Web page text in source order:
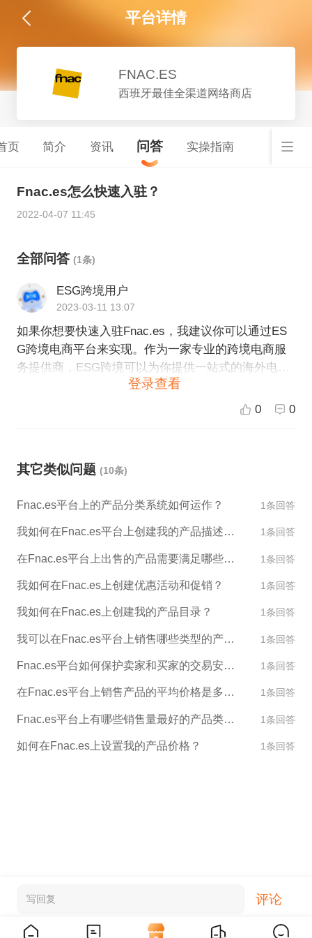
平台详情
FNAC.ES
西班牙最佳全渠道网络商店
页 简介 资讯 问答 实操指南
Fnac.es怎么快速入驻？
2022-04-07 11:45
全部问答 (1条)
ESG跨境用户
2023-03-11 13:07
如果你想要快速入驻Fnac.es，我建议你可以通过ES
G跨境电商平台来实现。作为一家专业的跨境电商服
务提供商，ESG跨境可以为你提供一站式的海外电商
解决方案，帮助你快速进入Fnac.es等全球领先的跨境
流：ESG跨境拥有全球跨境仓储及物流网络，可以为
快速送达。 3.海外营销：ESG跨境拥有海内外多渠道
营销推广服务体系，包括搜索引擎优化、社交媒体营
者所知。 如果你有兴趣申请入驻Fnac.es或者其他的
跨境电商平台，欢迎联系ESG跨境，我们将竭诚为你
服务！
登录查看
0 0
其它类似问题 (10条)
Fnac.es平台上的产品分类系统如何运作？ 1条回答
我如何在Fnac.es平台上创建我的产品描述和图片？ 1条回答
在Fnac.es平台上出售的产品需要满足哪些标准？ 1条回答
我如何在Fnac.es上创建优惠活动和促销？ 1条回答
我如何在Fnac.es上创建我的产品目录？ 1条回答
我可以在Fnac.es平台上销售哪些类型的产品？ 1条回答
Fnac.es平台如何保护卖家和买家的交易安全？ 1条回答
在Fnac.es平台上销售产品的平均价格是多少？ 1条回答
Fnac.es平台上有哪些销售量最好的产品类别？ 1条回答
如何在Fnac.es上设置我的产品价格？ 1条回答
写回复 评论